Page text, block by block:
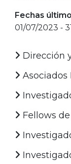
Fechas
01/07/2023 -
Dirección
Asociados
Fellows